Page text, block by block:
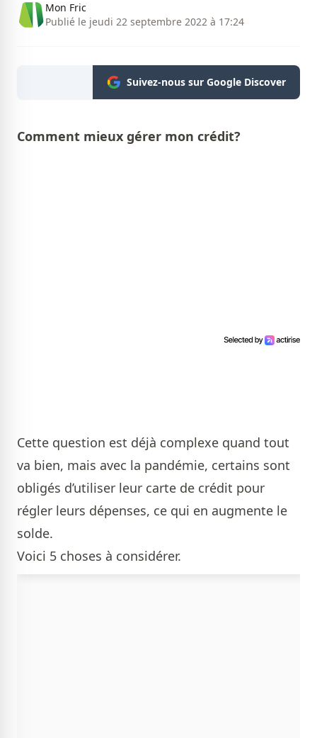
Mon Fric
Publié le jeudi 22 septembre 2022 à 17:24
Suivez-nous sur Google Discover
Comment mieux gérer mon crédit?
Cette question est déjà complexe quand tout
va bien, mais avec la pandémie, certains sont
obligés d’utiliser leur carte de crédit pour
régler leurs dépenses, ce qui en augmente le
solde.
Voici 5 choses à considérer.